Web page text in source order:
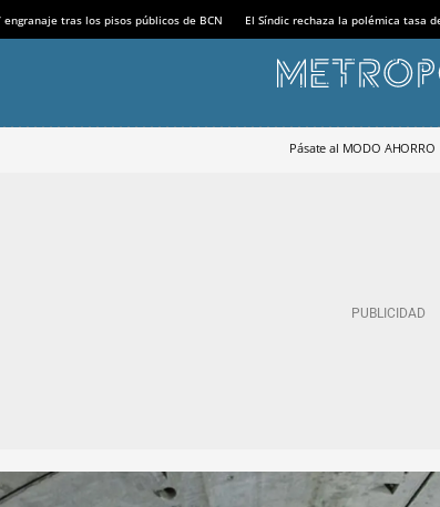
engranaje tras los pisos públicos de BCN El Síndic rechaza la polémica tasa
Pásate al MODO AHORRO